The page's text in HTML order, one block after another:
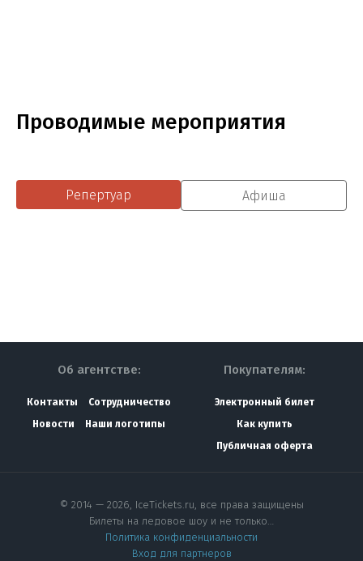
Проводимые мероприятия
Репертуар Афиша
Об агентстве:
Контакты
Сотрудничество
Новости
Наши логотипы
Покупателям:
Электронный билет
Как купить
Публичная оферта
© 2014 — 2026, IceTickets.ru, все права защищены
Билеты на ледовое шоу и не только…
Политика конфиденциальности
Вход для партнеров